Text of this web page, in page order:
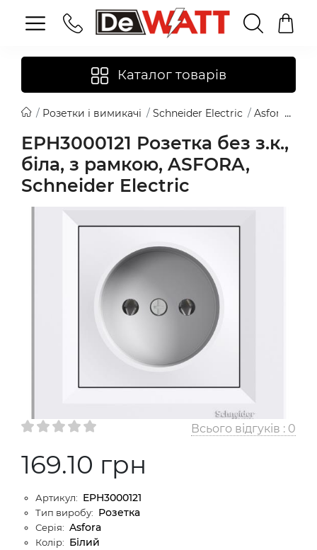
Каталог товарів
Розетки і вимикачі Schneider Electric Asfora
EPH3000121 Розетка без з.к.,
біла, з рамкою, ASFORA,
Schneider Electric
Всього відгуків : 0
169.10 грн
Артикул: EPH3000121
Тип виробу: Розетка
Серія: Asfora
Колір: Білий